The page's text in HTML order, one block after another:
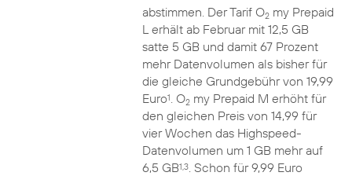
abstimmen. Der Tarif O2my Prepaid
L erhält ab Februar mit 12,5 GB
satte 5 GB und damit 67 Prozent
mehr Datenvolumen als bisher für
die gleiche Grundgebühr von 19,99
Euro1. O2my Prepaid M erhöht für
den gleichen Preis von 14,99 für
vier Wochen das Highspeed-
Datenvolumen um 1 GB mehr auf
6,5 GB1,3. Schon für 9,99 Euro